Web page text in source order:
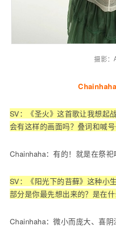
摄影：
SV：《圣火》这首歌让我想起
会有这样的画面吗？叠词和喊号
Chainhaha：有的！就是在祭祀
SV：《阳光下的苔藓》这种小
部分是你最先想出来的？是在什
Chainhaha：微小而庞大、喜阴